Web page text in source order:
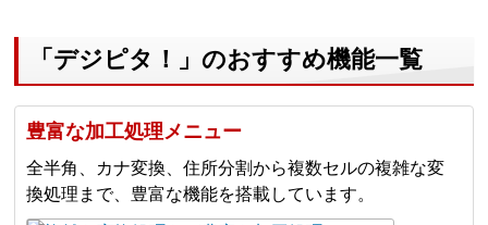
「デジピタ！」のおすすめ機能一覧
豊富な加工処理メニュー
全半角、カナ変換、住所分割から複数セルの複雑な変
換処理まで、豊富な機能を搭載しています。